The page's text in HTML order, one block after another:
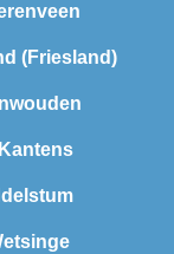
(Friesland)
Kantens